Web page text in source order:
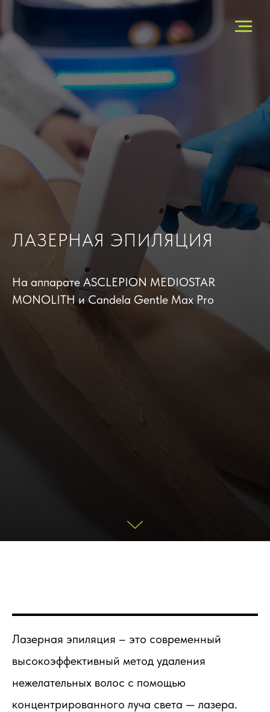
ЛАЗЕРНАЯ ЭПИЛЯЦИЯ
На аппарате ASCLEPION MEDIOSTAR
MONOLITH и Candela Gentle Max Pro
Лазерная эпиляция – это современный
высокоэффективный метод удаления
нежелательных волос с помощью
концентрированного луча света — лазера.